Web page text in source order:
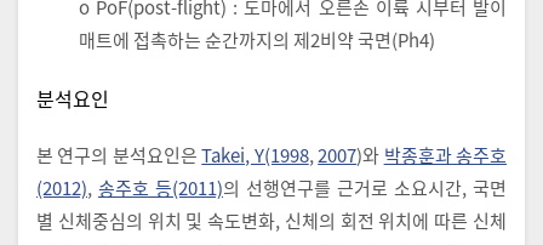
o PoF(post-flight) : 도마에서 오른손 이륙 시부터 발이
매트에 접촉하는 순간까지의 제2비약 국면(Ph4)
분석요인
본 연구의 분석요인은Takei, Y(1998,2007)와 박종훈과 송주호
(2012), 송주호 등(2011)의 선행연구를 근거로 소요시간, 국면
별 신체중심의 위치 및 속도변화, 신체의 회전 위치에 따른 신체